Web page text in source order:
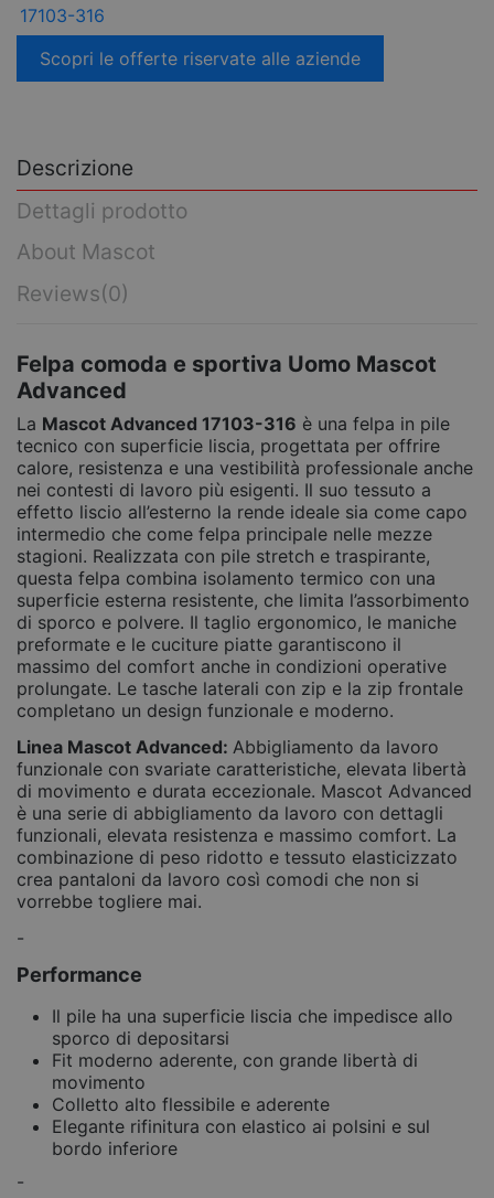
17103-316
Scopri le offerte riservate alle aziende
Descrizione
Dettagli prodotto
About Mascot
Reviews(0)
Felpa comoda e sportiva Uomo Mascot
Advanced
La Mascot Advanced 17103-316 è una felpa in pile
tecnico con superficie liscia, progettata per offrire
calore, resistenza e una vestibilità professionale anche
nei contesti di lavoro più esigenti. Il suo tessuto a
effetto liscio all’esterno la rende ideale sia come capo
intermedio che come felpa principale nelle mezze
stagioni. Realizzata con pile stretch e traspirante,
questa felpa combina isolamento termico con una
superficie esterna resistente, che limita l’assorbimento
di sporco e polvere. Il taglio ergonomico, le maniche
preformate e le cuciture piatte garantiscono il
massimo del comfort anche in condizioni operative
prolungate. Le tasche laterali con zip e la zip frontale
completano un design funzionale e moderno.
Linea Mascot Advanced: Abbigliamento da lavoro
funzionale con svariate caratteristiche, elevata libertà
di movimento e durata eccezionale. Mascot Advanced
è una serie di abbigliamento da lavoro con dettagli
funzionali, elevata resistenza e massimo comfort. La
combinazione di peso ridotto e tessuto elasticizzato
crea pantaloni da lavoro così comodi che non si
vorrebbe togliere mai.
-
Performance
Il pile ha una superficie liscia che impedisce allo
sporco di depositarsi
Fit moderno aderente, con grande libertà di
movimento
Colletto alto flessibile e aderente
Elegante rifinitura con elastico ai polsini e sul
bordo inferiore
-